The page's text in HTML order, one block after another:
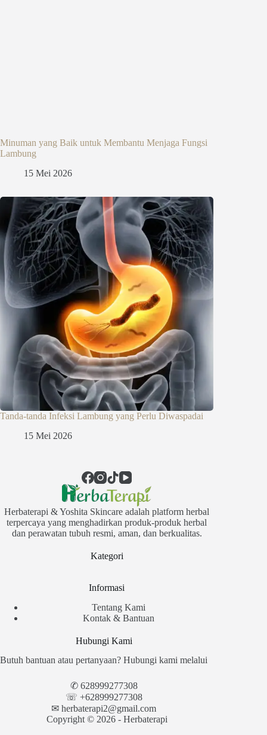
Minuman yang Baik untuk Membantu Menjaga Fungsi
Lambung
15 Mei 2026
Tanda-tanda Infeksi Lambung yang Perlu Diwaspadai
15 Mei 2026
Herbaterapi & Yoshita Skincare adalah platform herbal
terpercaya yang menghadirkan produk-produk herbal
dan perawatan tubuh resmi, aman, dan berkualitas.
Kategori
Informasi
Tentang Kami
Kontak & Bantuan
Hubungi Kami
Butuh bantuan atau pertanyaan? Hubungi kami melalui
✆ 628999277308
☏ +628999277308
✉︎ herbaterapi2@gmail.com
Copyright © 2026 - Herbaterapi